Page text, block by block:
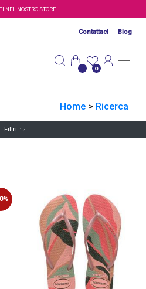
NEL NOSTRO STORE
Contattaci Blog
0
Home > Ricerca
Filtri